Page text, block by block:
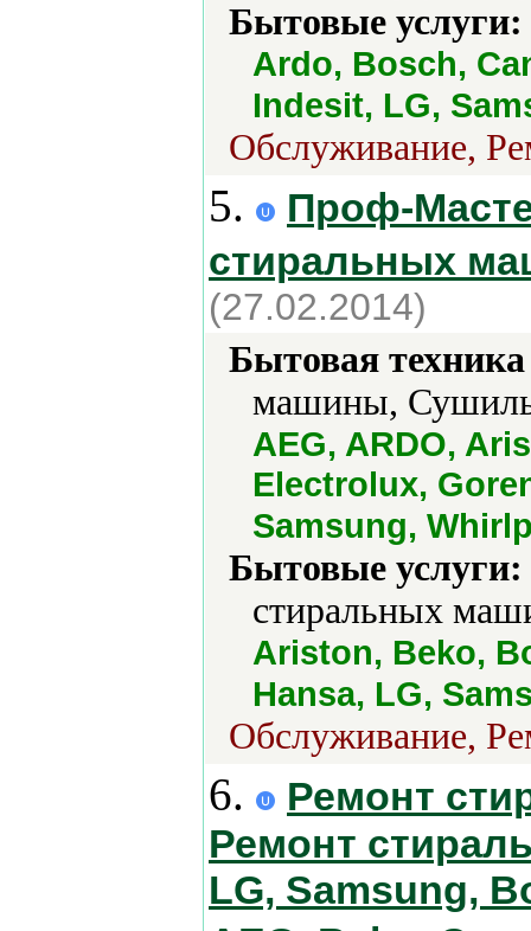
Бытовые услуги:
Ardo, Bosch,
Indesit, LG,
Обслуживание,
5.
Проф-
стиральных
(27.02.2014)
Бытовая
машины,
AEG, ARDO,
Electrolux,
Samsung,
Бытовые услуги:
стиральных
Ariston, Beko,
Hansa, LG,
Обслуживание,
6.
Ремонт
Ремонт
LG, Samsung,